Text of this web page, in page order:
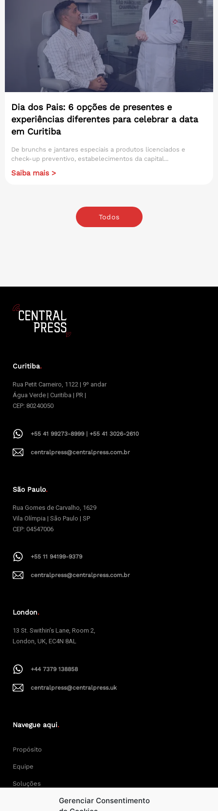
Gerenciar Consentimento
Dia dos Pais: 6 opções de presentes e
experiências diferentes para celebrar a data
em Curitiba
De brunchs e jantares especiais a produtos licenciados e
check-up preventivo, estabelecimentos da capital...
Saiba mais >
Todos
Curitiba.
Rua Petit Carneiro, 1122 | 9º andar
Água Verde | Curitiba | PR |
CEP: 80240050
+55 41 99273-8999 | +55 41 3026-2610
centralpress@centralpress.com.br
São Paulo.
Rua Gomes de Carvalho, 1629
Vila Olímpia | São Paulo | SP
CEP: 04547006
+55 11 94199-9379
centralpress@centralpress.com.br
London.
13 St. Swithin’s Lane, Room 2,
London, UK, EC4N 8AL
+44 7379 138858
centralpress@centralpress.uk
Navegue aqui.
Propósito
Equipe
Soluções